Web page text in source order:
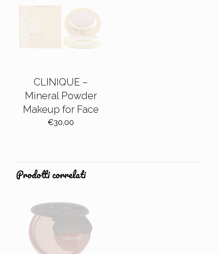
CLINIQUE –
Mineral Powder
Makeup for Face
€30,00
Prodotti correlati